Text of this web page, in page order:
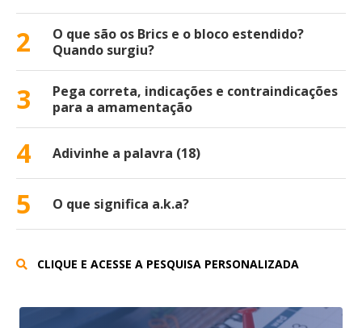
2
O que são os Brics e o bloco estendido?
Quando surgiu?
3
Pega correta, indicações e contraindicações
para a amamentação
4 Adivinhe a palavra (18)
5 O que significa a.k.a?
CLIQUE E ACESSE A PESQUISA PERSONALIZADA